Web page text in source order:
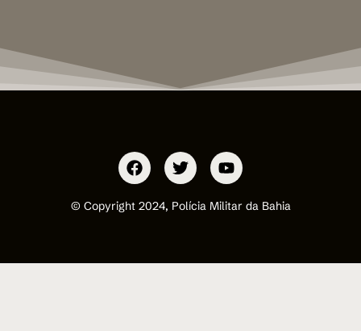
© Copyright 2024, Polícia Militar da Bahia